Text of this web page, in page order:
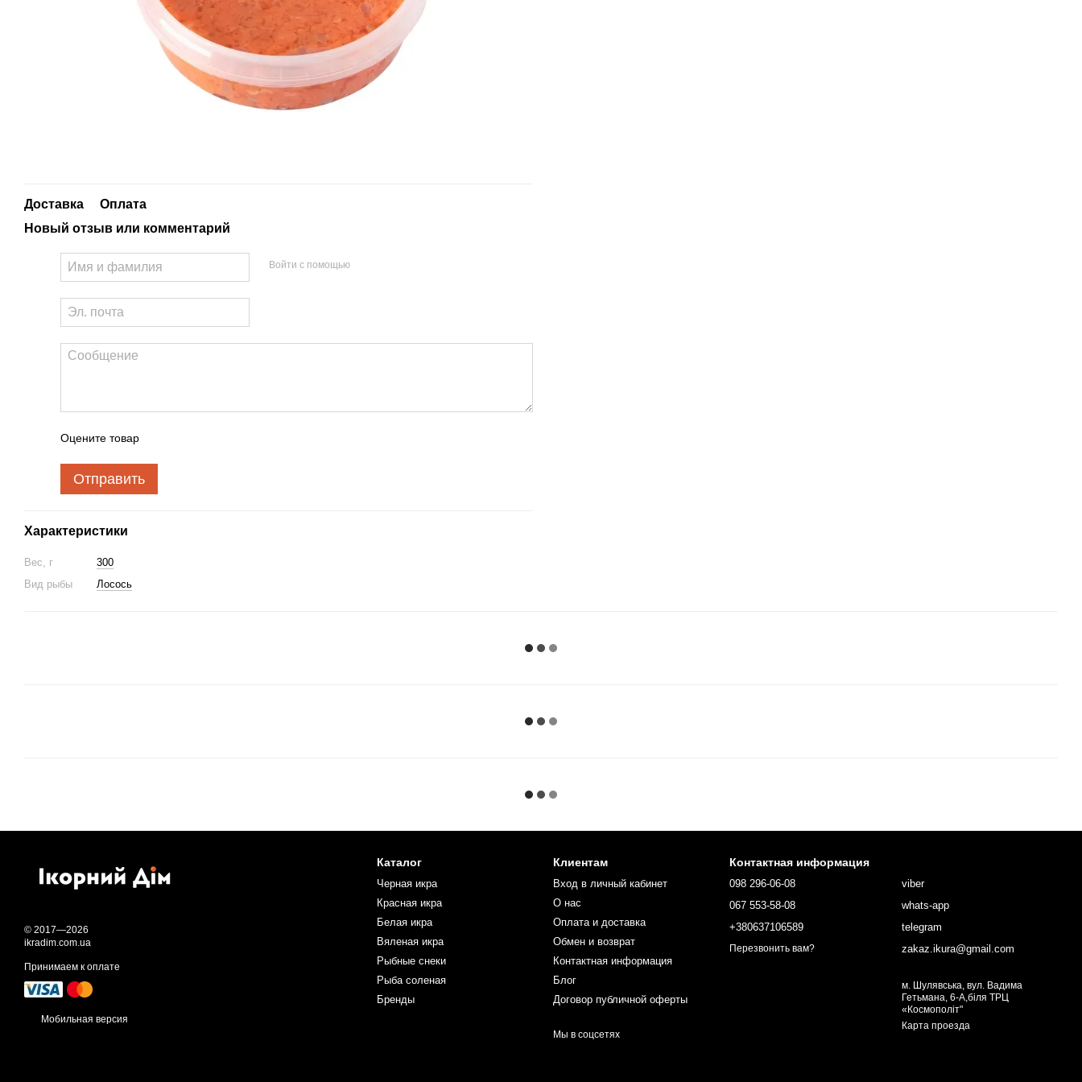
Доставка
Оплата
Новый отзыв или комментарий
Войти с помощью
Оцените товар
Отправить
Характеристики
Вес, г
300
Вид рыбы
Лосось
© 2017—2026
ikradim.com.ua
Принимаем к оплате
Мобильная версия
Каталог
Черная икра
Красная икра
Белая икра
Вяленая икра
Рыбные снеки
Рыба соленая
Бренды
Клиентам
Вход в личный кабинет
О нас
Оплата и доставка
Обмен и возврат
Контактная информация
Блог
Договор публичной оферты
Мы в соцсетях
Контактная информация
098 296-06-08
067 553-58-08
+380637106589
Перезвонить вам?
viber
whats-app
telegram
zakaz.ikura@gmail.com
м. Шулявська, вул. Вадима
Гетьмана, 6-А,біля ТРЦ
«Космополіт"
Карта проезда